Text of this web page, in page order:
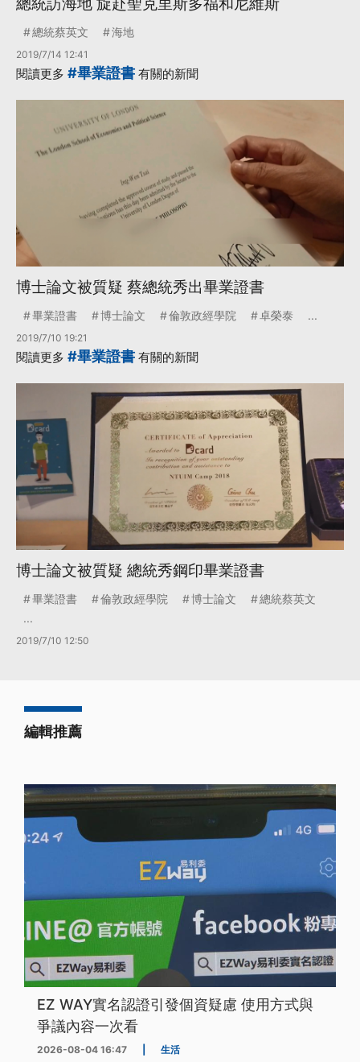
總統蔡英文 海地
2019/7/14 12:41
閱讀更多 #畢業證書 有關的新聞
博士論文被質疑 蔡總統秀出畢業證書
畢業證書 博士論文 倫敦政經學院 卓榮泰 ...
2019/7/10 19:21
閱讀更多 #畢業證書 有關的新聞
博士論文被質疑 總統秀鋼印畢業證書
畢業證書 倫敦政經學院 博士論文
總統蔡英文
...
2019/7/10 12:50
編輯推薦
EZ WAY實名認證引發個資疑慮 使用方式與
爭議內容一次看
2026-08-04 16:47 生活